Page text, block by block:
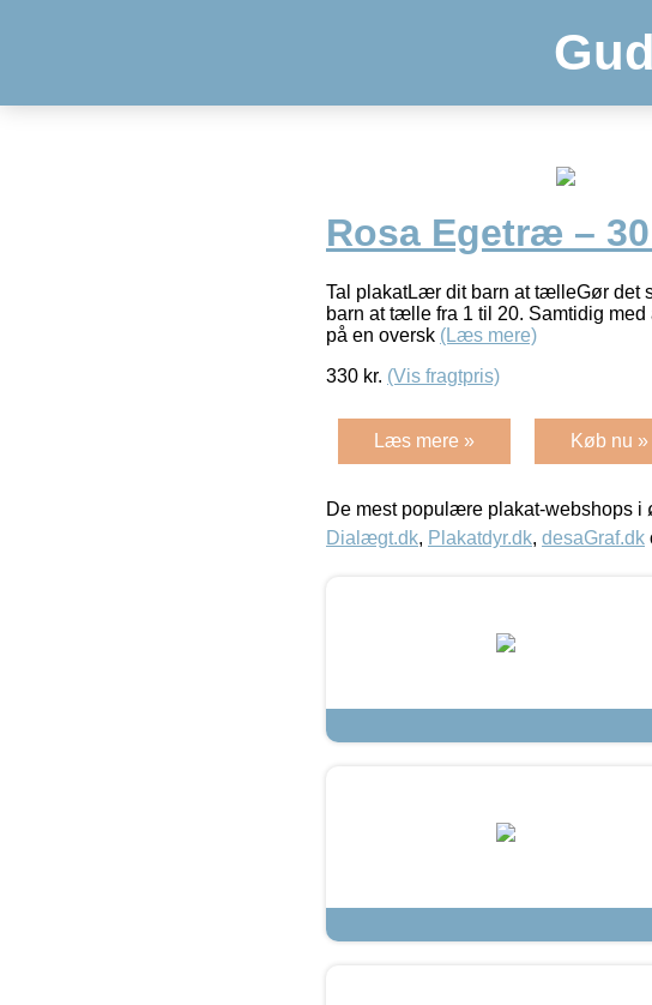
Rosa Egetræ –
Tal plakatLær dit barn at tælleGør det
barn at tælle fra 1 til 20. Samtidig
på en oversk (Læs mere)
330 kr. (Vis fragtpris)
Læs mere » Køb nu »
De mest populære plakat-webshops i
Dialægt.dk, Plakatdyr.dk, desaGraf.dk